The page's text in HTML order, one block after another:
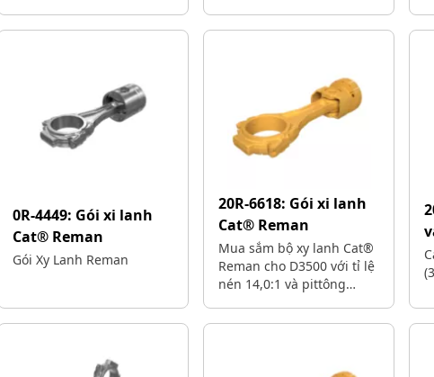
0R-4449: Gói xi lanh
Cat® Reman
Gói Xy Lanh Reman
20R-6618: Gói xi lanh
Cat® Reman
Mua sắm bộ xy lanh Cat®
Reman cho D3500 với tỉ lệ
nén 14,0:1 và pittông
tương thích với 20R-6618.